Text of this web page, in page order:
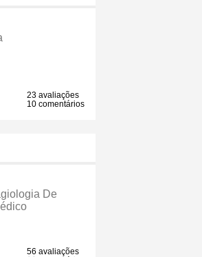
23 avaliações
10 comentários
De
56 avaliações